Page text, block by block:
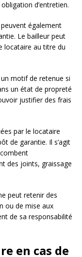
d’entretien.
peuvent également
Le bailleur peut
locataire au titre du
motif de retenue si
un état de propreté
justifier des frais
par le locataire
de garantie. Il s’agit
des joints, graissage
peut retenir des
ou de mise aux
de sa responsabilité
en cas de